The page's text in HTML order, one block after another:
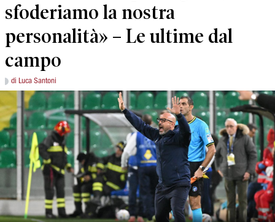
sfoderiamo la nostra
personalità» – Le ultime dal
campo
di Luca Santoni